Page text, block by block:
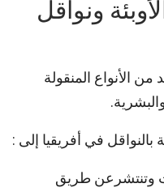
ونواقل
من الأنواع المنقولة
بالنواقل في أفريقيا إلى :
وتنتشرعن طريق